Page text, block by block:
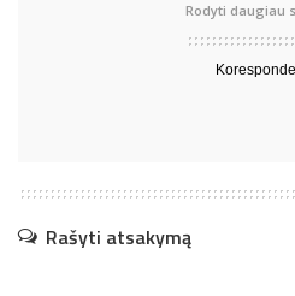
Rodyti daugiau
Rašyti atsakymą